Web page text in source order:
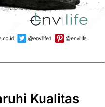
Kualitas